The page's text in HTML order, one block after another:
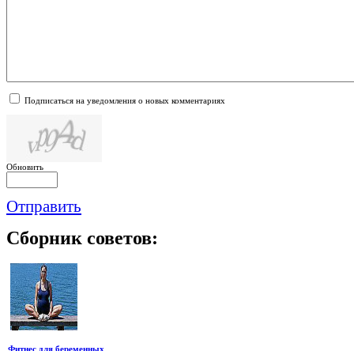
Подписаться на уведомления о новых комментариях
Обновить
Отправить
Сборник советов:
Фитнес для беременных